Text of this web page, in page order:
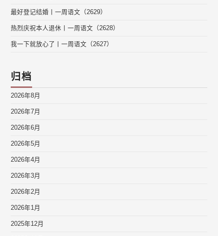
最好登记结婚丨一周语文（2629）
热烈庆祝本人退休丨一周语文（2628）
我一下就放心了丨一周语文（2627）
归档
2026年8月
2026年7月
2026年6月
2026年5月
2026年4月
2026年3月
2026年2月
2026年1月
2025年12月